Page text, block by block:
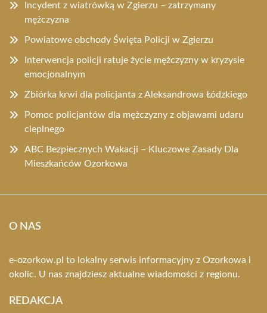
Incydent z wiatrówką w Zgierzu – zatrzymany
mężczyzna
Powiatowe obchody Święta Policji w Zgierzu
Interwencja policji ratuje życie mężczyzny w kryzysie
emocjonalnym
Zbiórka krwi dla policjanta z Aleksandrowa Łódzkiego
Pomoc policjantów dla mężczyzny z objawami udaru
cieplnego
ABC Bezpiecznych Wakacji – Kluczowe Zasady Dla
Mieszkańców Ozorkowa
O NAS
e-ozorkow.pl to lokalny serwis informacyjny z Ozorkowa i
okolic. U nas znajdziesz aktualne wiadomości z regionu.
REDAKCJA